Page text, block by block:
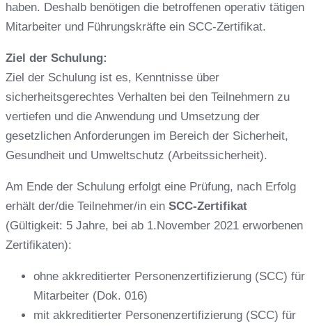
haben. Deshalb benötigen die betroffenen operativ tätigen
Mitarbeiter und Führungskräfte ein SCC-Zertifikat.
Ziel der Schulung:
Ziel der Schulung ist es, Kenntnisse über
sicherheitsgerechtes Verhalten bei den Teilnehmern zu
vertiefen und die Anwendung und Umsetzung der
gesetzlichen Anforderungen im Bereich der Sicherheit,
Gesundheit und Umweltschutz (Arbeitssicherheit).
Am Ende der Schulung erfolgt eine Prüfung, nach Erfolg
erhält der/die Teilnehmer/in ein SCC-Zertifikat
(Gültigkeit: 5 Jahre, bei ab 1.November 2021 erworbenen
Zertifikaten):
ohne akkreditierter Personenzertifizierung (SCC) für
Mitarbeiter (Dok. 016)
mit akkreditierter Personenzertifizierung (SCC) für